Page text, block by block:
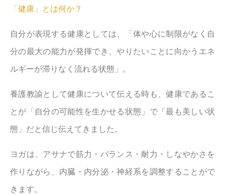
「健康」とは何か？
自分が表現する健康としては、「体や心に制限がなく自
分の最大の能力が発揮でき、やりたいことに向かうエネ
ルギーが滞りなく流れる状態」。
養護教諭として健康について伝える時も、健康であるこ
とが「自分の可能性を生かせる状態」で「最も美しい状
態」だと信じ伝えてきました。
ヨガは、アサナで筋力・バランス・耐力・しなやかさを
作りながら、内臓・内分泌・神経系を調整することがで
きます。